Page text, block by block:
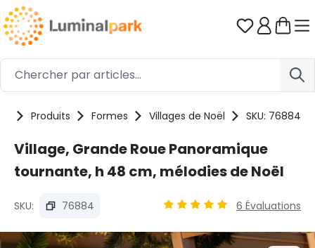
Passer au contenu principal Vous avez
Produits Formes Villages de Noël SKU: 76884
Village, Grande Roue Panoramique
tournante, h 48 cm, mélodies de Noël
SKU: 76884 6 Évaluations
Ignorer la galerie d'images